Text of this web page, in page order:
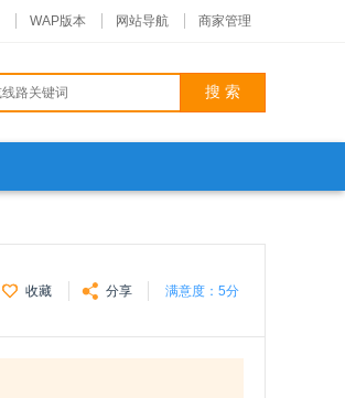
WAP版本 网站导航 商家管理
收藏 分享 满意度： 5分